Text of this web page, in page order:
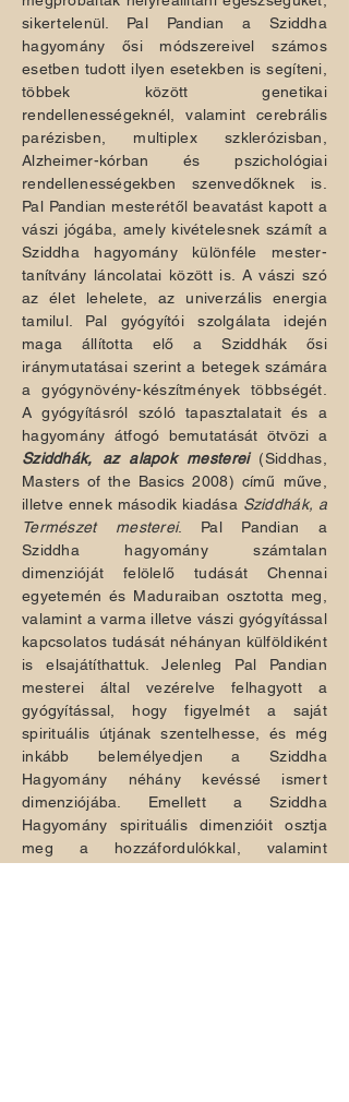
sikertelenül. Pal Pandian a Sziddha
hagyomány ősi módszereivel számos
esetben tudott ilyen esetekben is segíteni,
többek között genetikai
rendellenességeknél, valamint cerebrális
parézisben, multiplex szklerózisban,
Alzheimer-kórban és pszichológiai
rendellenességekben szenvedőknek is.
Pal Pandian mesterétől beavatást kapott a
vászi jógába, amely kivételesnek számít a
Sziddha hagyomány különféle mester-
tanítvány láncolatai között is. A vászi szó
az élet lehelete, az univerzális energia
tamilul. Pal gyógyítói szolgálata idején
maga állította elő a Sziddhák ősi
iránymutatásai szerint a betegek számára
a gyógynövény-készítmények többségét.
A gyógyításról szóló tapasztalatait és a
hagyomány átfogó bemutatását ötvözi a
Sziddhák, az alapok mesterei
(Siddhas,
Masters of the Basics 2008) című műve,
illetve ennek második kiadása Sziddhák, a
Természet mesterei. Pal Pandian a
Sziddha hagyomány számtalan
dimenzióját felölelő tudását Chennai
egyetemén és Maduraiban osztotta meg,
valamint a varma illetve vászi gyógyítással
kapcsolatos tudását néhányan külföldiként
is elsajátíthattuk. Jelenleg Pal Pandian
mesterei által vezérelve felhagyott a
gyógyítással, hogy figyelmét a saját
spirituális útjának szentelhesse, és még
inkább belemélyedjen a Sziddha
Hagyomány néhány kevéssé ismert
dimenziójába. Emellett a Sziddha
Hagyomány spirituális dimenzióit osztja
meg a hozzáfordulókkal, valamint